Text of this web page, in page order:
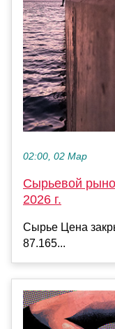
02:00, 02 Мар
Сырьевой
2026 г.
Сырье Цена
87.165...